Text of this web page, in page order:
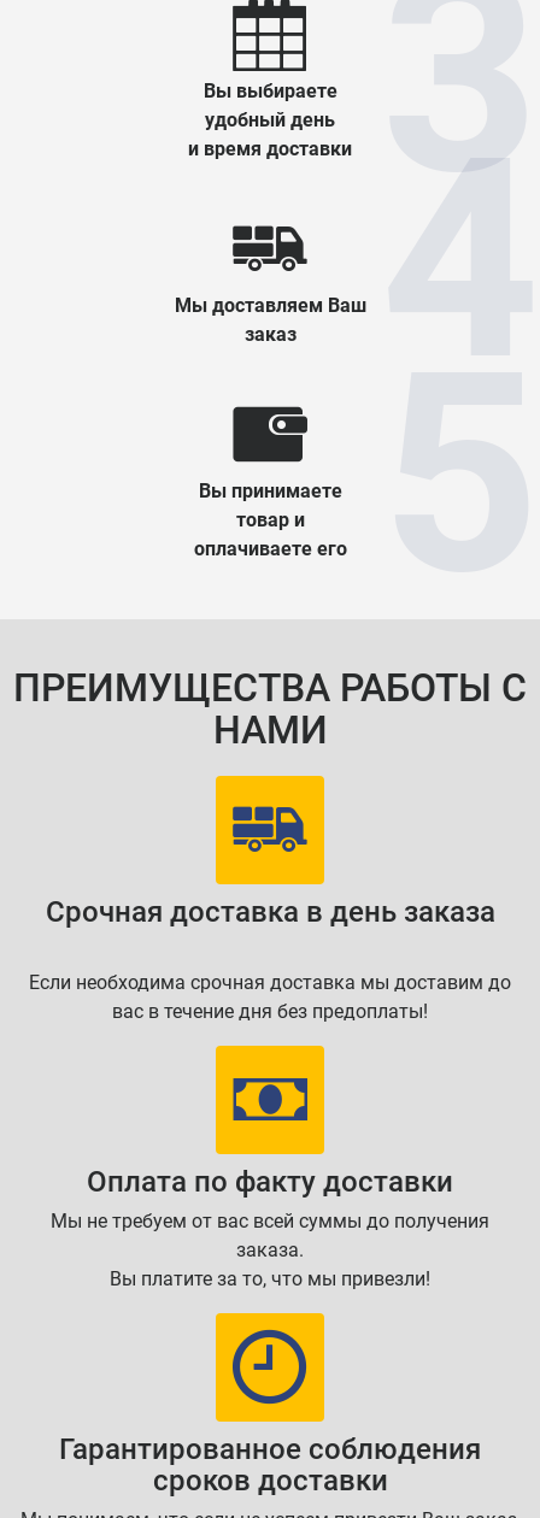
Вы выбираете
удобный день
и время доставки
Мы доставляем Ваш
заказ
Вы принимаете
товар и
оплачиваете его
ПРЕИМУЩЕСТВА РАБОТЫ С
НАМИ
Срочная доставка в день заказа
Если необходима срочная доставка мы доставим до
вас в течение дня без предоплаты!
Оплата по факту доставки
Мы не требуем от вас всей суммы до получения
заказа.
Вы платите за то, что мы привезли!
Гарантированное соблюдения
сроков доставки